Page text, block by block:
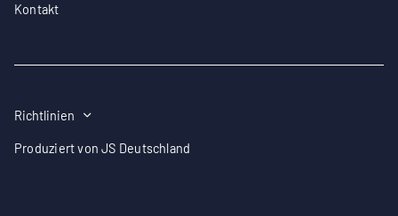
Kontakt
Richtlinien
Impressum
Produziert vonJS Deutschland